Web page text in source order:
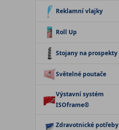
Reklamní vlajky
Roll Up
Stojany na prospekty
Světelné poutače
Výstavní systém
ISOframe®
Zdravotnické potřeby